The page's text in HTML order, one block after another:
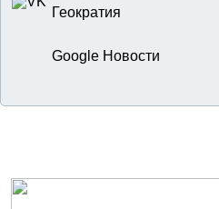
Геократия
Google Новости